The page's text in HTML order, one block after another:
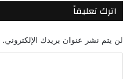
اترك تعليقاً
لن يتم نشر عنوان بريدك الإلكتروني.